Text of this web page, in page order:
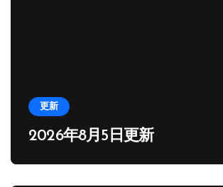
更新
2026年8月5日更新